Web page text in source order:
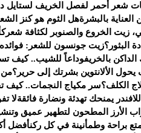
شعر أحمر لفصل الخريف لستايل
هل الثوم هو كنز
زيت الخروع والصنوبر لكثافة شعرك
البثور؟زيت جونسون للشعر: فوائده
بالخريفوداعاً للشيب.. كيف
الألانتوين بشرتك إلى حرير؟من
الكلف؟سر مكياج النجمات.. كيف تخفين
يمنحك تهدئة ونضارة فائقةلا
الأرز المطحون لتطهير عميق
براحة وطمأنينة في كل ركنأفضل